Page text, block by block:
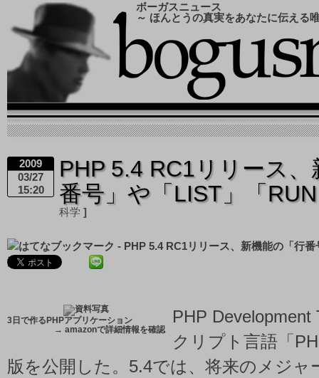
ボーガスニュース
～ ほんとうの真実をあなたに伝える
2009
03/27
15:20
PHP 5.4 RC1リリース
番号」や「LIST」「
科学
3日で作るPHPアプリケーション
→ amazonで詳細情報を確認
PHP Development
クリプト言語「
版を公開した。5.4では、将来のメジャ